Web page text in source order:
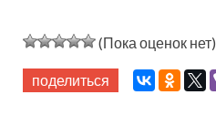
(Пока оценок нет)
поделиться